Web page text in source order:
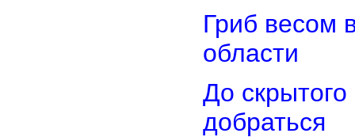
Гриб весом
области
До
добраться